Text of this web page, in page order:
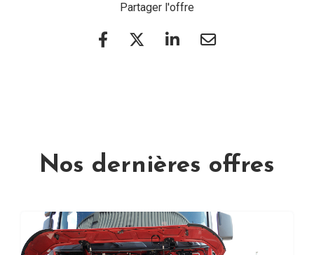
Partager l'offre
Nos dernières offres